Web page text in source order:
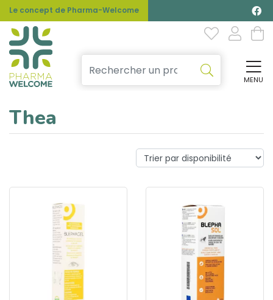
Le concept de Pharma-Welcome
MENU
Thea